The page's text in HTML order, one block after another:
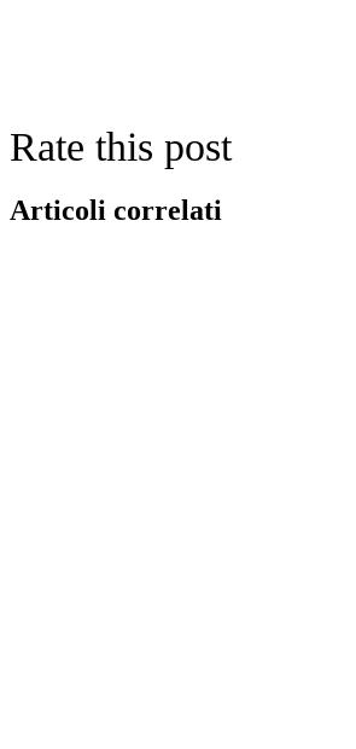
Rate this post
Articoli correlati